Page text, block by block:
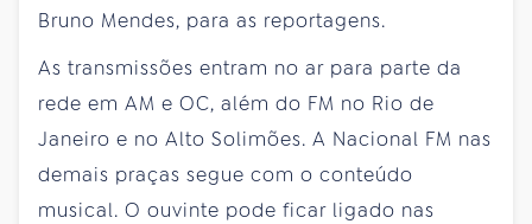
Bruno Mendes, para as reportagens.
As transmissões entram no ar para parte da
rede em AM e OC, além do FM no Rio de
Janeiro e no Alto Solimões. A Nacional FM nas
demais praças segue com o conteúdo
musical. O ouvinte pode ficar ligado nas